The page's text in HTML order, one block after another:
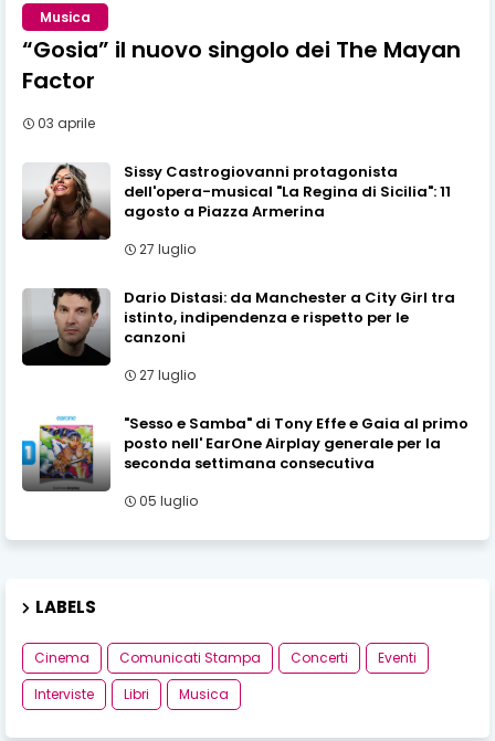
Musica
“Gosia” il nuovo singolo dei The Mayan
Factor
03 aprile
Sissy Castrogiovanni protagonista
dell'opera-musical "La Regina di Sicilia": 11
agosto a Piazza Armerina
27 luglio
Dario Distasi: da Manchester a City Girl tra
istinto, indipendenza e rispetto per le
canzoni
27 luglio
"Sesso e Samba" di Tony Effe e Gaia al primo
posto nell' EarOne Airplay generale per la
seconda settimana consecutiva
05 luglio
LABELS
Cinema Comunicati Stampa Concerti
Eventi
Interviste
Libri Musica